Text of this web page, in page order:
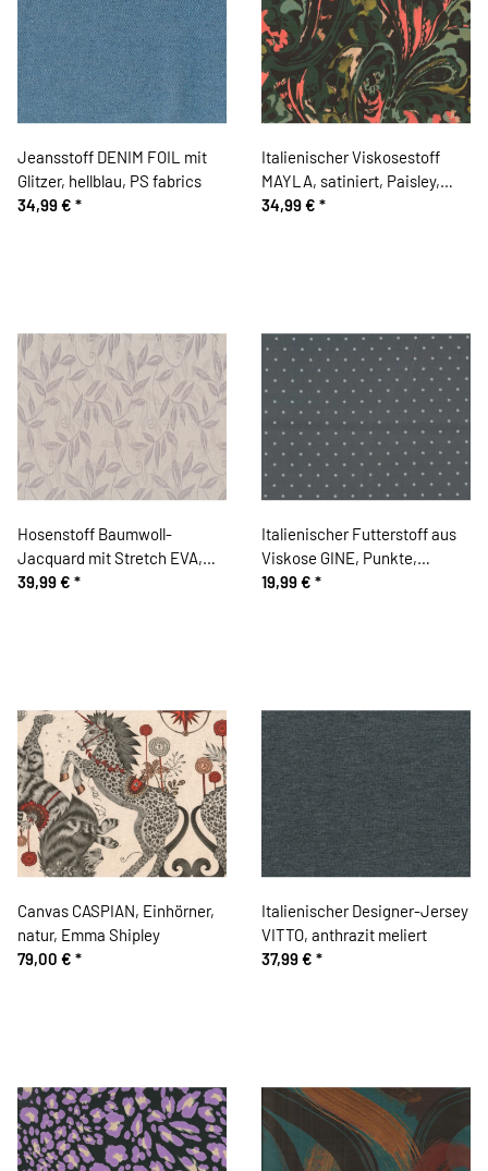
Jeansstoff DENIM FOIL mit
Glitzer, hellblau, PS fabrics
34,99 € *
Italienischer Viskosestoff
MAYLA, satiniert, Paisley,
petrolgrün
34,99 € *
Hosenstoff Baumwoll-
Jacquard mit Stretch EVA,
Blattzweige, hellbeige
39,99 € *
Italienischer Futterstoff aus
Viskose GINE, Punkte,
anthrazit
19,99 € *
Canvas CASPIAN, Einhörner,
natur, Emma Shipley
79,00 € *
Italienischer Designer-Jersey
VITTO, anthrazit meliert
37,99 € *